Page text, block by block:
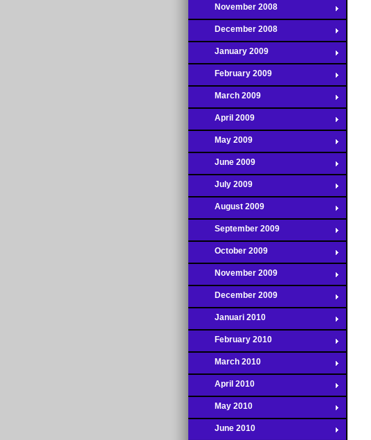
November 2008
December 2008
January 2009
February 2009
March 2009
April 2009
May 2009
June 2009
July 2009
August 2009
September 2009
October 2009
November 2009
December 2009
Januari 2010
February 2010
March 2010
April 2010
May 2010
June 2010